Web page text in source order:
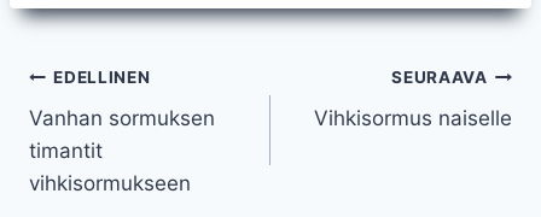
Artikkelien
selaus
EDELLINEN
Vanhan sormuksen
timantit
vihkisormukseen
SEURAAVA
Vihkisormus naiselle